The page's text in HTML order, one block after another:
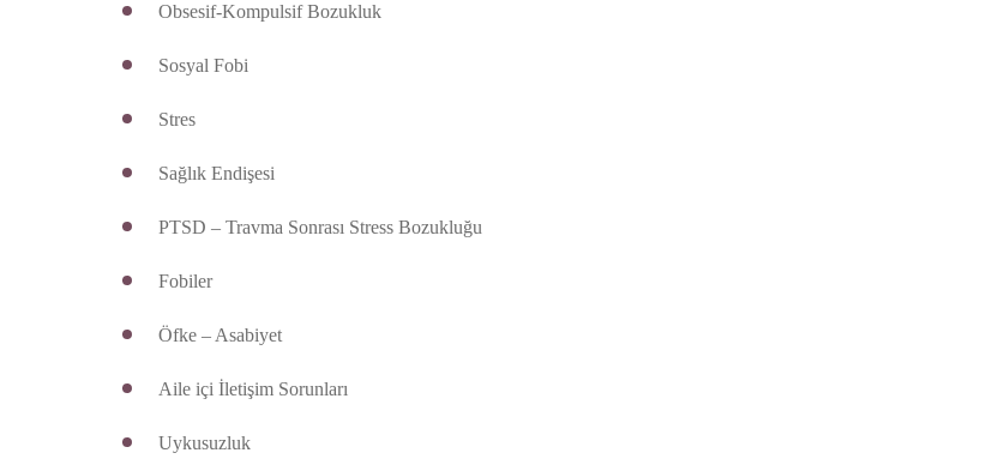
Obsesif-Kompulsif Bozukluk
Sosyal Fobi
Stres
Sağlık Endişesi
PTSD – Travma Sonrası Stress Bozukluğu
Fobiler
Öfke – Asabiyet
Aile içi İletişim Sorunları
Uykusuzluk